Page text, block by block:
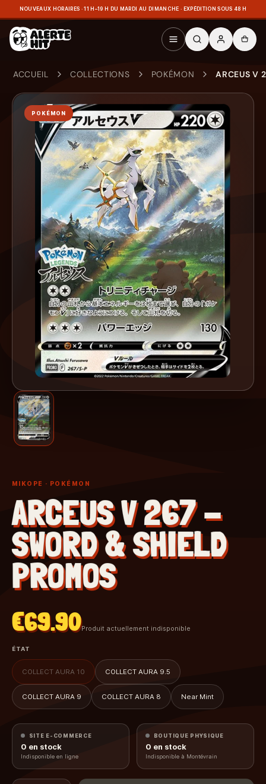
NOUVEAUX HORAIRES · 11 H–19 H DU MARDI AU DIMANCHE · EXPÉDITION SOUS 48 H
ACCUEIL COLLECTIONS POKÉMON ARCEUS V
POKÉMON
MIKOPE · POKÉMON
ARCEUS V 267 -
SWORD & SHIELD
PROMOS
€69.90Produit actuellement indisponible
ÉTAT
COLLECT AURA 10 COLLECT AURA 9.5
COLLECT AURA 9 COLLECT AURA 8 Near Mint
SITE E-COMMERCE
0 en stock
Indisponible en ligne
BOUTIQUE PHYSIQUE
0 en stock
Indisponible à Montévrain